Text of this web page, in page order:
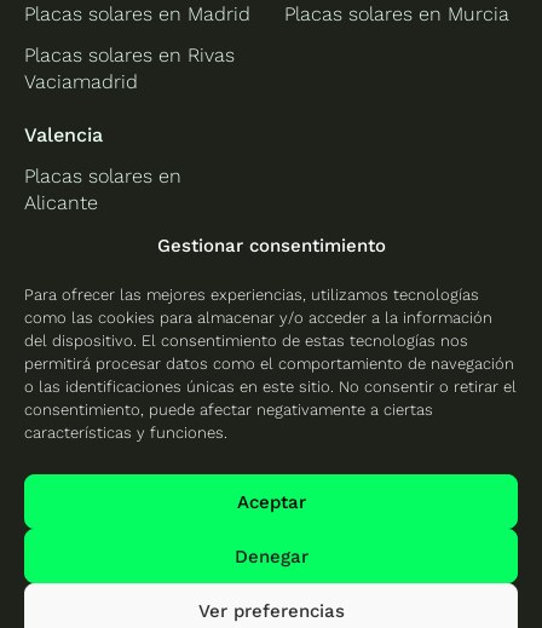
Gestionar consentimiento
Para ofrecer las mejores experiencias, utilizamos tecnologías
como las cookies para almacenar y/o acceder a la información
del dispositivo. El consentimiento de estas tecnologías nos
permitirá procesar datos como el comportamiento de navegación
o las identificaciones únicas en este sitio. No consentir o retirar el
consentimiento, puede afectar negativamente a ciertas
características y funciones.
Aceptar
Denegar
Ver preferencias
Placas solares en Madrid
Placas solares en Rivas
Vaciamadrid
Placas solares en Murcia
Valencia
Placas solares en
Alicante
Placas solares en
Placas solares en
Valencia
Protección de datos
Política de cookies
Mapa del sitio